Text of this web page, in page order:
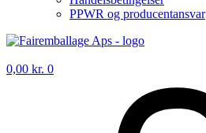
PPWR og producentansvar
0,00 kr. 0